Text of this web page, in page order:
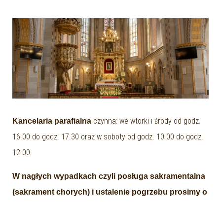
Kancelaria parafialna czynna: we wtorki i środy od godz.
16.00 do godz. 17.30 oraz w soboty od godz. 10.00 do godz.
12.00.
W nagłych wypadkach czyli posługa sakramentalna
(sakrament chorych) i ustalenie pogrzebu prosimy o